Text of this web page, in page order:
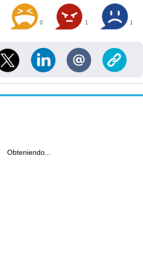
0 1 1
Obteniendo...